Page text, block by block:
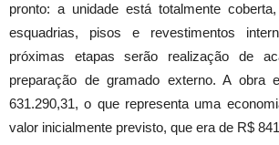
pronto: a unidade está totalmente
esquadrias, pisos e revestimentos
próximas etapas serão realização de
preparação de gramado externo. A obra
631.290,31, o que representa uma
valor inicialmente previsto, que era de R$